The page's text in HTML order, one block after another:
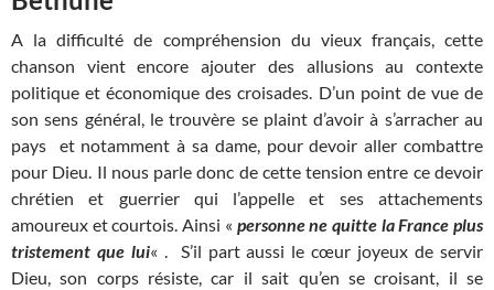
A la difficulté de compréhension du vieux français, cette
chanson vient encore ajouter des allusions au contexte
politique et économique des croisades. D’un point de vue de
son sens général, le trouvère se plaint d’avoir à s’arracher au
pays et notamment à sa dame, pour devoir aller combattre
pour Dieu. Il nous parle donc de cette tension entre ce devoir
chrétien et guerrier qui l’appelle et ses attachements
amoureux et courtois. Ainsi « personne ne quitte la France plus
tristement que lui« . S’il part aussi le cœur joyeux de servir
Dieu, son corps résiste, car il sait qu’en se croisant, il se